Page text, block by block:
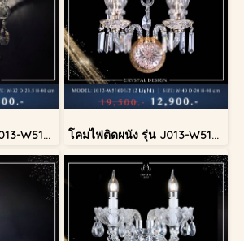
โคมไฟติดผนัง รุ่น J013-W51349/2 โคมไฟติดผนัง รุ่น J013-W51601/2